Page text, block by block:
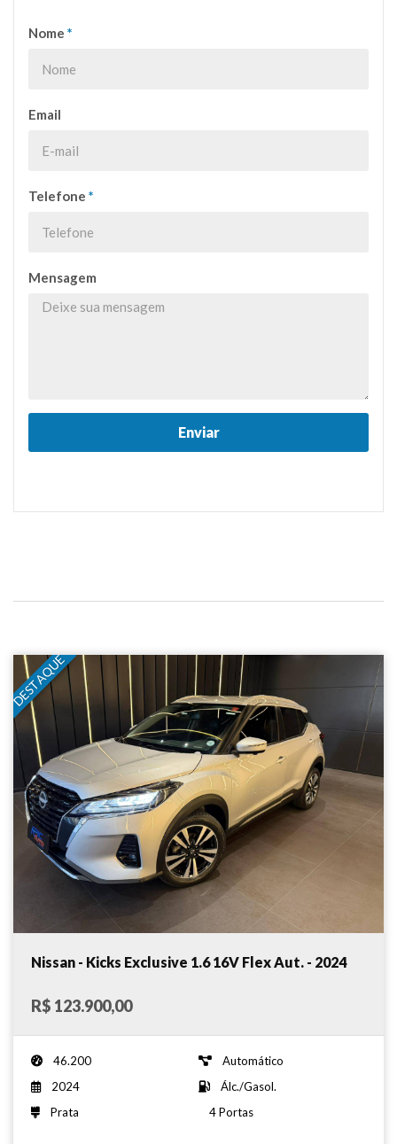
Nome *
Email
Telefone *
Mensagem
DESTAQUE
Nissan - Kicks Exclusive 1.6 16V Flex Aut. - 2024
R$ 123.900,00
46.200
Automático
2024
Álc./Gasol.
Prata
4 Portas